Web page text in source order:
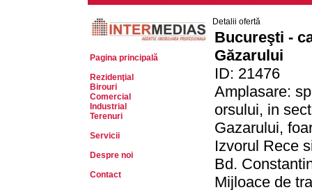
Pagina principală
Rezidenţial
Birouri
Comercial
Industrial
Terenuri
Servicii
Despre noi
Contact
Detalii ofertă
Bucureşti -
Găzarului
ID: 21476
Amplasare:
orsului, in
Gazarului,
Izvorul Rece
Bd.
Mijloace de